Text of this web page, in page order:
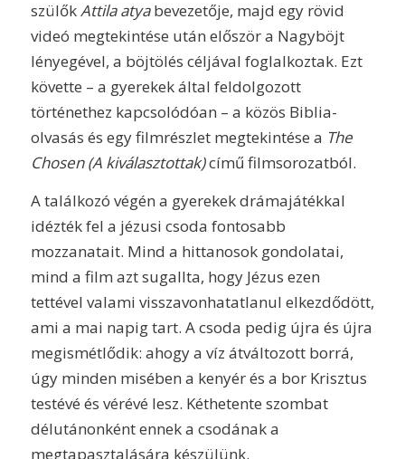
szülőkAttila atyabevezetője, majd egy rövid
videó megtekintése után először a Nagyböjt
lényegével, a böjtölés céljával foglalkoztak. Ezt
követte – a gyerekek által feldolgozott
történethez kapcsolódóan – a közös Biblia-
olvasás és egy filmrészlet megtekintése a The
Chosen (A kiválasztottak)című filmsorozatból.
A találkozó végén a gyerekek drámajátékkal
idézték fel a jézusi csoda fontosabb
mozzanatait. Mind a hittanosok gondolatai,
mind a film azt sugallta, hogy Jézus ezen
tettével valami visszavonhatatlanul elkezdődött,
ami a mai napig tart. A csoda pedig újra és újra
megismétlődik: ahogy a víz átváltozott borrá,
úgy minden misében a kenyér és a bor Krisztus
testévé és vérévé lesz. Kéthetente szombat
délutánonként ennek a csodának a
megtapasztalására készülünk.